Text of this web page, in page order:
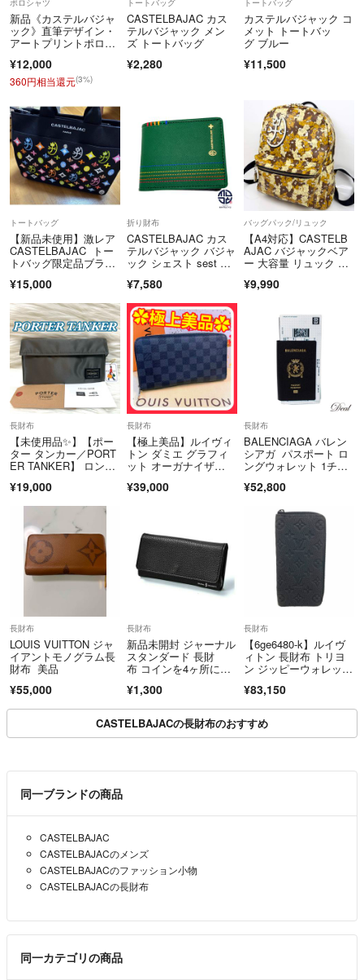
ポロシャツ
新品《カステルバジャ
ック》直筆デザイン・
アートプリントポロシ
¥12,000
360円相当還元(3%)
トートバッグ
CASTELBAJAC カス
テルバジャック メン
ズ トートバッグ
¥2,280
トートバッグ
カステルバジャック コ
メット トートバッ
グ ブルー
¥11,500
トートバッグ
【新品未使用】激レア
CASTELBAJAC トー
トバッグ限定品ブラッ
¥15,000
折り財布
CASTELBAJAC カス
テルバジャック バジャ
ック シェスト sest グ
ステッチ 二つ折り財
布 折りサイフ メン
ズ レザーウォレット
¥7,580
バッグパック/リュック
【A4対応】CASTELB
AJAC バジャックベア
ー 大容量 リュック レ
¥9,990
長財布
【未使用品✨】【ポー
ター タンカー／PORT
ER TANKER】 ロング
ALLET 622-08166
¥19,000
長財布
【極上美品】ルイヴィ
トン ダミエ グラフィ
ット オーガナイザ
¥39,000
長財布
BALENCIAGA バレン
シアガ パスポート ロ
ングウォレット 1チケ
A3R1000 ブラック メ
¥52,800
長財布
LOUIS VUITTON ジャ
イアントモノグラム長
財布 美品
¥55,000
長財布
新品未開封 ジャーナル
スタンダード 長財
布 コインを4ヶ所に分
レット 付録
¥1,300
長財布
【6ge6480-k】ルイヴ
ィトン 長財布 トリヨ
ン ジッピーウォレット
7 ノワール【中古】メ
ンズ
¥83,150
CASTELBAJACの長財布のおすすめ
同一ブランドの商品
CASTELBAJAC
CASTELBAJACのメンズ
CASTELBAJACのファッション小物
CASTELBAJACの長財布
同一カテゴリの商品